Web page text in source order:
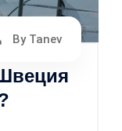
By Tanev